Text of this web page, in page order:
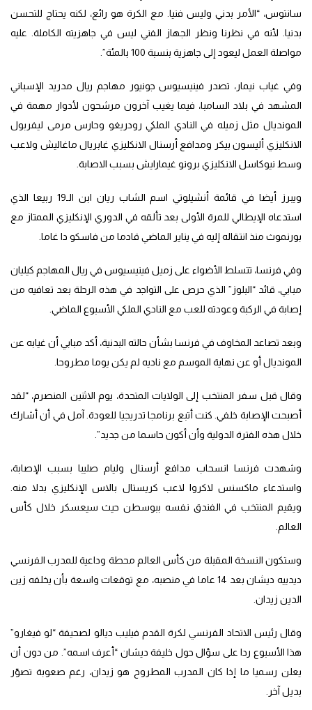
سانتوس، “الأمر بدني وليس فنيا. مع الكرة هو رائع، لكنه يحتاج للتحسن
بدنيا. لأنه في نظرنا ونظر الجهاز الفني ليس في جاهزيته الكاملة. عليه
مواصلة العمل ليعود إلى جاهزية بنسبة 100 بالمئة”.
وفي غياب نيمار، تصدر فينيسيوس جونيور مهاجم ريال مدريد الإسباني
المشهد في بلاد السامبا، فيما يغيب آخرون مرشحون لأدوار مهمة في
المونديال مثل زميله في النادي الملكي رودريغو وحارس مرمى ليفربول
الانكليزي أليسون بيكر ومدافع أرسنال الانكليزي غابريال ماغاليش ولاعب
وسط نيوكاسل الانكليزي برونو غيمارايش بسبب الاصابة.
ويبرز أيضا في قائمة أنشيلوتي اسم الشاب ريان ابن الـ19 ربيعا الذي
استدعاه الإيطالي للمرة الأولى بعد تألقه في الدوري الإنكليزي الممتاز مع
بورنموث منذ انتقاله إليه في يناير الماضي قادما من فاسكو دا غاما.
وفي فرنسا، تتسلط الأضواء على زميل فينيسيوس في ريال المهاجم كيليان
مبابي، قائد “البلوز” الذي حرص على التواجد في هذه الرحلة بعد تعافيه من
إصابة في الركبة وعودته للعب مع النادي الملكي الأسبوع الماضي.
وبعد تصاعد المخاوف في فرنسا بشأن حالته البدنية، أكد مبابي أن غيابه عن
المونديال أو عن نهاية الموسم مع ناديه لم يكن يوما مطروحا.
وقال قبل سفر المنتخب إلى الولايات المتحدة، يوم الاثنين المنصرم، “لقد
أصبحت الإصابة خلفي. كنت أتبع برنامجا تدريجيا للعودة. آمل في أن أشارك
خلال هذه الفترة الدولية وأن أكون حاسما من جديد”.
وشهدت فرنسا انسحاب مدافع أرسنال وليام صليبا بسبب الإصابة،
واستدعاء ماكسنس لاكروا لاعب كريستال بالاس الإنكليزي بدلا منه.
ويقيم المنتخب في الفندق نفسه ببوسطن حيث سيعسكر خلال كأس
العالم.
وستكون النسخة المقبلة من كأس العالم محطة وداعية للمدرب الفرنسي
ديدييه ديشان بعد 14 عاما في منصبه، مع توقعات واسعة بأن يخلفه زين
الدين زيدان.
وقال رئيس الاتحاد الفرنسي لكرة القدم فيليب ديالو لصحيفة “لو فيغارو”
هذا الأسبوع ردا على سؤال حول خليفة ديشان “أعرف اسمه”. من دون أن
يعلن رسميا ما إذا كان المدرب المطروح هو زيدان، رغم صعوبة تصوّر
بديل آخر.